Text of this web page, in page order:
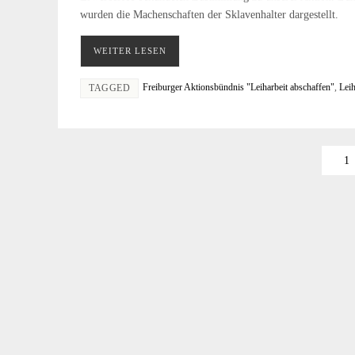
wurden die Machenschaften der Sklavenhalter dargestellt.
WEITER LESEN
TAGGED Freiburger Aktionsbündnis "Leiharbeit abschaffen",
1